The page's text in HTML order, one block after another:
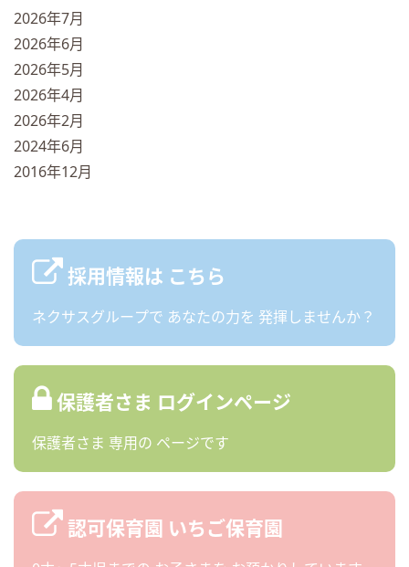
2026年7月
2026年6月
2026年5月
2026年4月
2026年2月
2024年6月
2016年12月
採用情報は こちら
ネクサスグループで あなたの力を 発揮しませんか？
保護者さま ログインページ
保護者さま 専用の ページです
認可保育園 いちご保育園